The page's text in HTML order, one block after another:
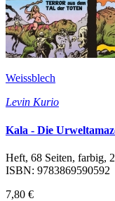
Weissblech
Levin Kurio
Kala - Die
Heft, 68 Seiten, farbig,
ISBN: 9783869590592
7,80 €